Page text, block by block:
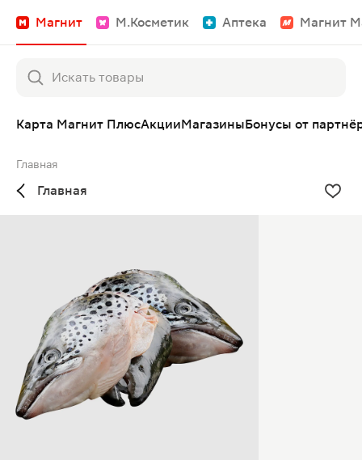
Магнит М.Косметик Аптека Магнит
Карта Магнит ПлюсАкцииМагазиныБонусы от
Главная
Главная